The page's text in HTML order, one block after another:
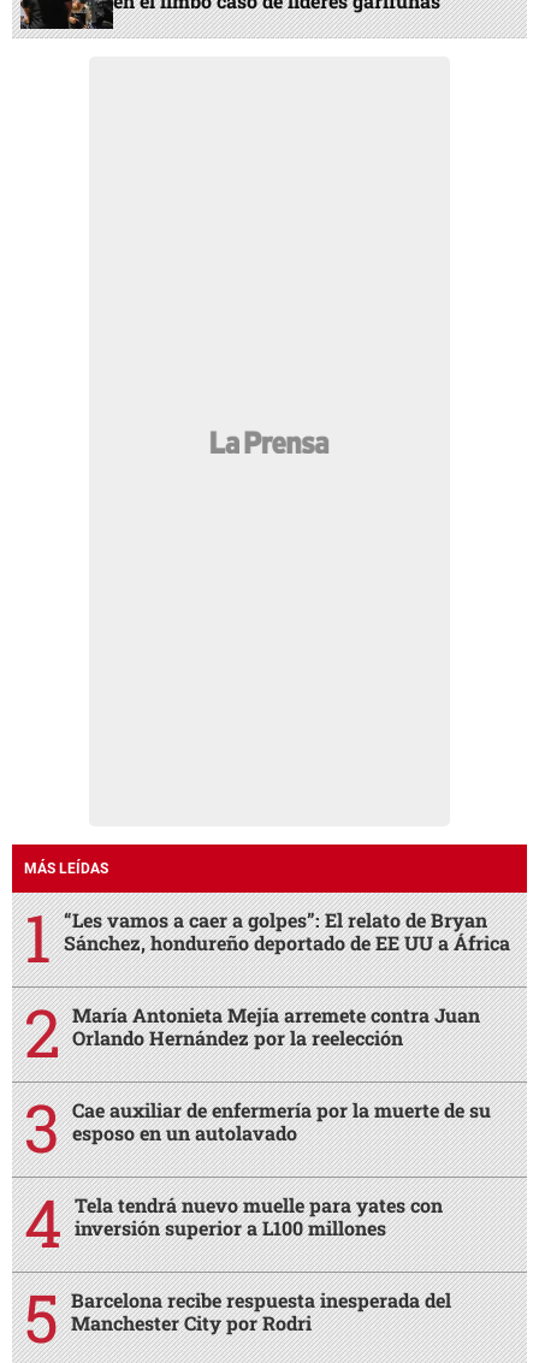
MÁS LEÍDAS
“Les vamos a caer a golpes”: El relato de Bryan
Sánchez, hondureño deportado de EE UU a África
María Antonieta Mejía arremete contra Juan
Orlando Hernández por la reelección
Cae auxiliar de enfermería por la muerte de su
esposo en un autolavado
Tela tendrá nuevo muelle para yates con
inversión superior a L100 millones
Barcelona recibe respuesta inesperada del
Manchester City por Rodri